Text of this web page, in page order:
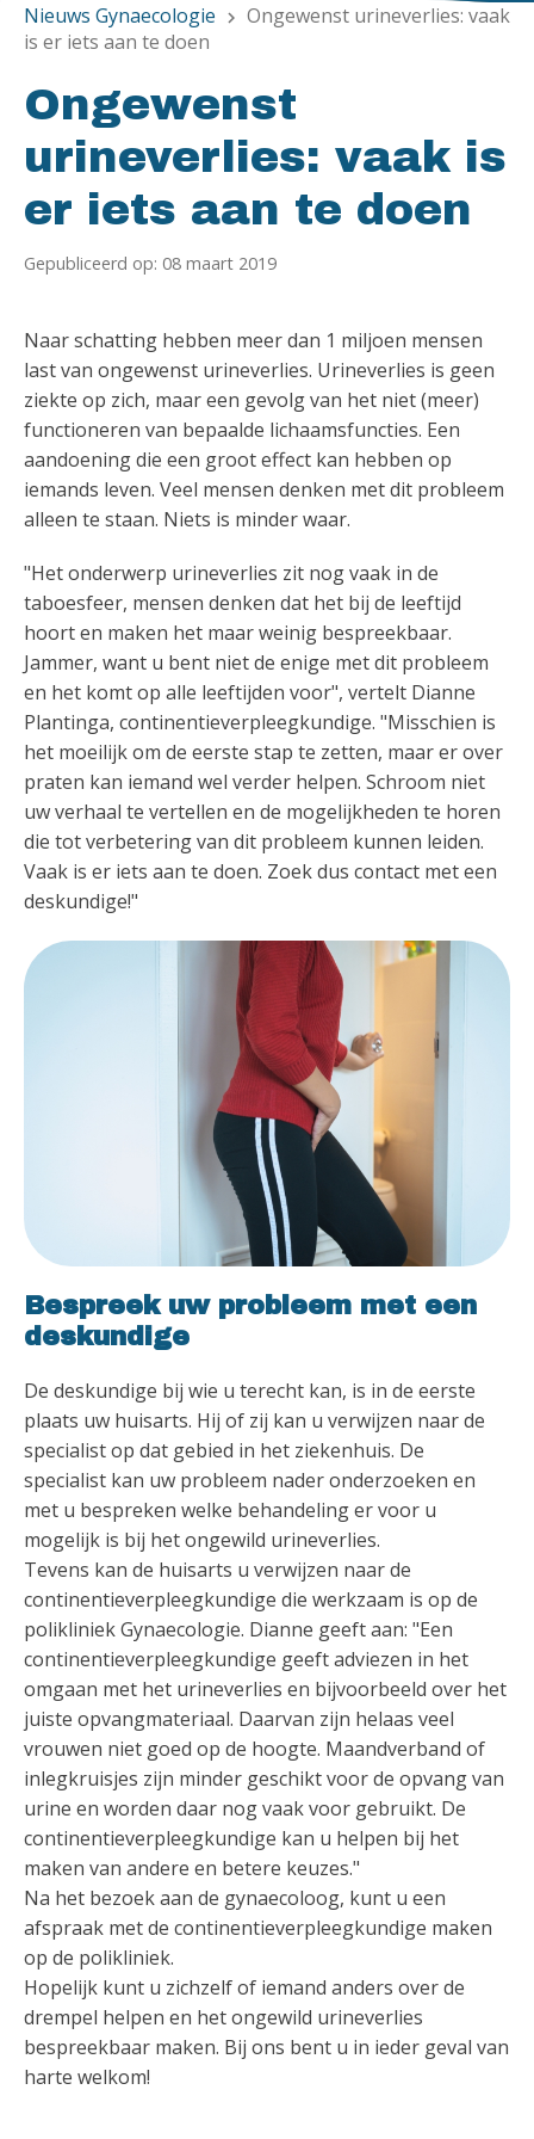
Nieuws Gynaecologie chevron_right Ongewenst urineverlies: vaak
is er iets aan te doen
Ongewenst
urineverlies: vaak is
er iets aan te doen
Gepubliceerd op: 08 maart 2019
Naar schatting hebben meer dan 1 miljoen mensen
last van ongewenst urineverlies. Urineverlies is geen
ziekte op zich, maar een gevolg van het niet (meer)
functioneren van bepaalde lichaamsfuncties. Een
aandoening die een groot effect kan hebben op
iemands leven. Veel mensen denken met dit probleem
alleen te staan. Niets is minder waar.
"Het onderwerp urineverlies zit nog vaak in de
taboesfeer, mensen denken dat het bij de leeftijd
hoort en maken het maar weinig bespreekbaar.
Jammer, want u bent niet de enige met dit probleem
en het komt op alle leeftijden voor", vertelt Dianne
Plantinga, continentieverpleegkundige. "Misschien is
het moeilijk om de eerste stap te zetten, maar er over
praten kan iemand wel verder helpen. Schroom niet
uw verhaal te vertellen en de mogelijkheden te horen
die tot verbetering van dit probleem kunnen leiden.
Vaak is er iets aan te doen. Zoek dus contact met een
deskundige!"
Bespreek uw probleem met een
deskundige
De deskundige bij wie u terecht kan, is in de eerste
plaats uw huisarts. Hij of zij kan u verwijzen naar de
specialist op dat gebied in het ziekenhuis. De
specialist kan uw probleem nader onderzoeken en
met u bespreken welke behandeling er voor u
mogelijk is bij het ongewild urineverlies.
Tevens kan de huisarts u verwijzen naar de
continentieverpleegkundige die werkzaam is op de
polikliniek Gynaecologie. Dianne geeft aan: "Een
continentieverpleegkundige geeft adviezen in het
omgaan met het urineverlies en bijvoorbeeld over het
juiste opvangmateriaal. Daarvan zijn helaas veel
vrouwen niet goed op de hoogte. Maandverband of
inlegkruisjes zijn minder geschikt voor de opvang van
urine en worden daar nog vaak voor gebruikt. De
continentieverpleegkundige kan u helpen bij het
maken van andere en betere keuzes."
Na het bezoek aan de gynaecoloog, kunt u een
afspraak met de continentieverpleegkundige maken
op de polikliniek.
Hopelijk kunt u zichzelf of iemand anders over de
drempel helpen en het ongewild urineverlies
bespreekbaar maken. Bij ons bent u in ieder geval van
harte welkom!